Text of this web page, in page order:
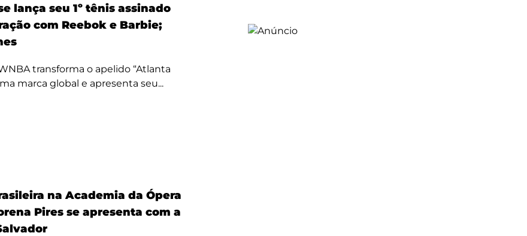
lança seu 1º tênis assinado
com Reebok e Barbie;
transforma o apelido “Atlanta
marca global e apresenta seu...
na Academia da Ópera
Pires se apresenta com a